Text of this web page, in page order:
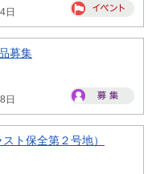
日
募集
日
ト保全第２号地）